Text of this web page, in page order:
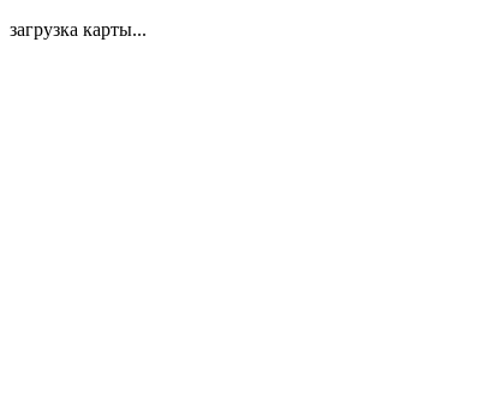
загрузка карты...